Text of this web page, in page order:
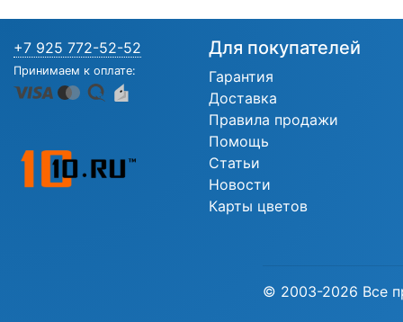
+7 925 772-52-52
Принимаем к оплате:
Для покупателей
Гарантия
Доставка
Правила продажи
Помощь
Статьи
Новости
Карты цветов
© 2003-2026 Все